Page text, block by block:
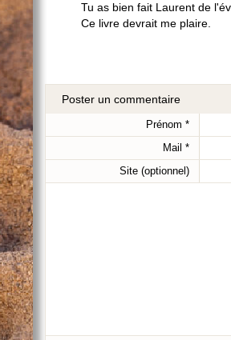
Tu as bien fait Laurent de
Ce livre devrait me plaire.
Poster un commentaire
Prénom *
Mail *
Site (optionnel)